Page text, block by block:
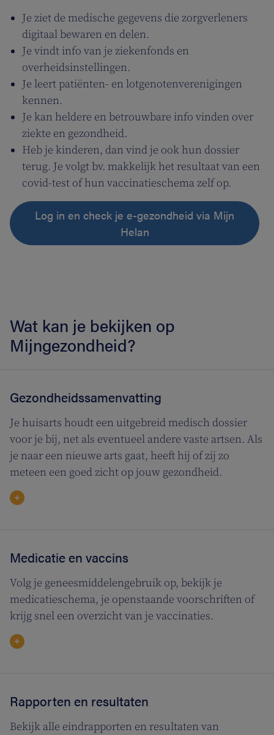
Je ziet de medische gegevens die zorgverleners
digitaal bewaren en delen.
Je vindt info van je ziekenfonds en
overheidsinstellingen.
Je leert patiënten- en lotgenotenverenigingen
kennen.
Je kan heldere en betrouwbare info vinden over
ziekte en gezondheid.
Heb je kinderen, dan vind je ook hun dossier
terug. Je volgt bv. makkelijk het resultaat van een
covid-test of hun vaccinatieschema zelf op.
Log in en check je e-gezondheid via Mijn
Helan
Wat kan je bekijken op
Mijngezondheid?
Gezondheidssamenvatting
Je huisarts houdt een uitgebreid medisch dossier
voor je bij, net als eventueel andere vaste artsen. Als
je naar een nieuwe arts gaat, heeft hij of zij zo
meteen een goed zicht op jouw gezondheid.
Medicatie en vaccins
Volg je geneesmiddelengebruik op, bekijk je
medicatieschema, je openstaande voorschriften of
krijg snel een overzicht van je vaccinaties.
Rapporten en resultaten
Bekijk alle eindrapporten en resultaten van